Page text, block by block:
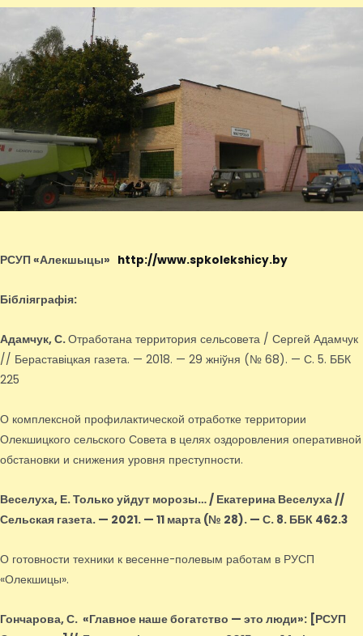
РСУП «Алекшыцы» http://www.spkolekshicy.by
Бібліяграфія:
Адамчук, С.Отработана территория сельсовета / Сергей Адамчук
// Бераставіцкая газета. — 2018. — 29 жніўня (№ 68). — С. 5. ББК
225
О комплексной профилактической отработке территории
Олекшицкого сельского Совета в целях оздоровления оперативной
обстановки и снижения уровня преступности.
Веселуха, Е.Только уйдут морозы… / Екатерина Веселуха //
Сельская газета. — 2021. — 11 марта (№ 28). — С. 8. ББК 462.3
О готовности техники к весенне-полевым работам в РУСП
«Олекшицы».
Гончарова, С. «Главное наше богатство — это люди»: [РСУП